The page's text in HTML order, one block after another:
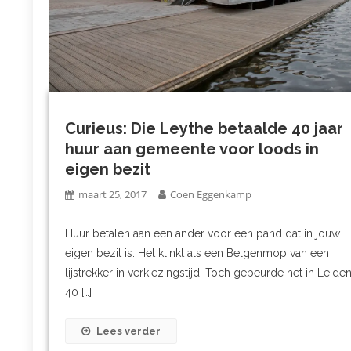
Curieus: Die Leythe betaalde 40 jaar
huur aan gemeente voor loods in
eigen bezit
maart 25, 2017 Coen Eggenkamp
Huur betalen aan een ander voor een pand dat in jouw
eigen bezit is. Het klinkt als een Belgenmop van een
lijstrekker in verkiezingstijd. Toch gebeurde het in
40 […]
Lees verder